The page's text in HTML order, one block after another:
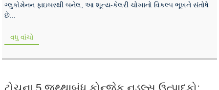
ગ્લુકોમેનન ફાઇબરથી બનેલ, આ શૂન્ય-કેલરી ચોખાનો વિકલ્પ ભૂખને સંતોષે
છે...
વધુ વાંચો